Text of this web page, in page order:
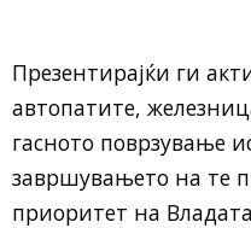
Презентирајќи ги
автопатите,
гасното поврзување
завршувањето на те
приоритет на